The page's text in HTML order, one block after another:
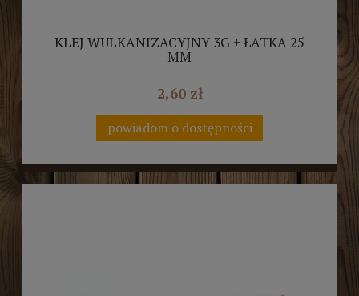
KLEJ WULKANIZACYJNY 3G + ŁATKA 25
MM
2,60 zł
powiadom o dostępności